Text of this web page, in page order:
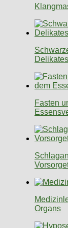
Fasten
Organs